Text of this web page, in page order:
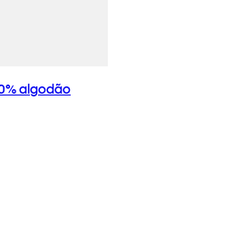
algodão